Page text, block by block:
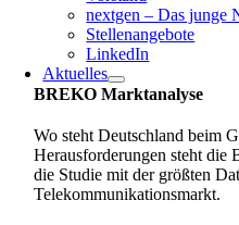
nextgen – Das junge
Stellenangebote
LinkedIn
Aktuelles
BREKO Marktanalyse
Wo steht Deutschland beim
Herausforderungen steht die
die Studie mit der größten
Telekommunikationsmarkt.